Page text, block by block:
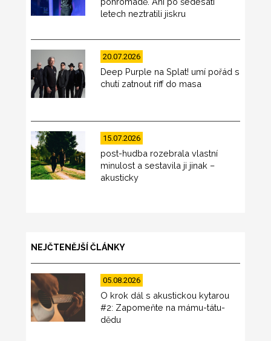
letech neztratili jiskru
20.07.2026
Deep Purple na Splat! umí pořád s
chutí zatnout riff do masa
15.07.2026
post-hudba rozebrala vlastní
minulost a sestavila ji jinak –
akusticky
NEJČTENĚJŠÍ ČLÁNKY
05.08.2026
O krok dál s akustickou kytarou
#2: Zapomeňte na mámu-tátu-
dědu